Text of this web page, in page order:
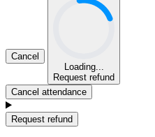
Cancel
Loading...
Request refund
Cancel attendance
Request refund